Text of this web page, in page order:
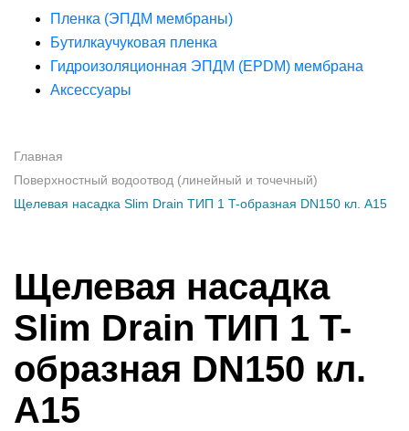
Пленка (ЭПДМ мембраны)
Бутилкаучуковая пленка
Гидроизоляционная ЭПДМ (EPDM) мембрана
Аксессуары
Главная
Поверхностный водоотвод (линейный и точечный)
Щелевая насадка Slim Drain ТИП 1 T-образная DN150 кл. А15
Щелевая насадка
Slim Drain ТИП 1 T-
образная DN150 кл.
А15